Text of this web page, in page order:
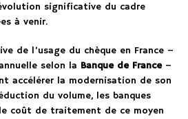
significative du cadre
à venir.
de l’usage du chèque en France –
selon la Banque de France–
accélérer la modernisation de son
du volume, les banques
coût de traitement de ce moyen